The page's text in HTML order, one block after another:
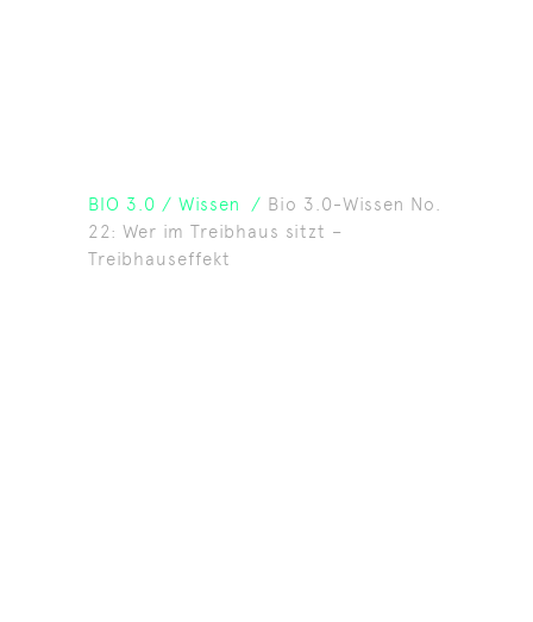
BIO 3.0 / Wissen / Bio 3.0-Wissen No.
22: Wer im Treibhaus sitzt –
Treibhauseffekt